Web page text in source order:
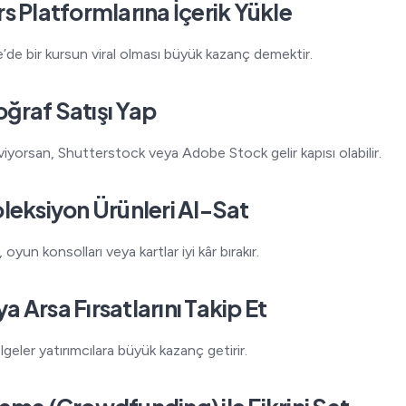
Platformlarına İçerik Yükle
bir kursun viral olması büyük kazanç demektir.
Satışı Yap
Shutterstock veya Adobe Stock gelir kapısı olabilir.
Ürünleri Al-Sat
konsolları veya kartlar iyi kâr bırakır.
Arsa Fırsatlarını Takip Et
yatırımcılara büyük kazanç getirir.